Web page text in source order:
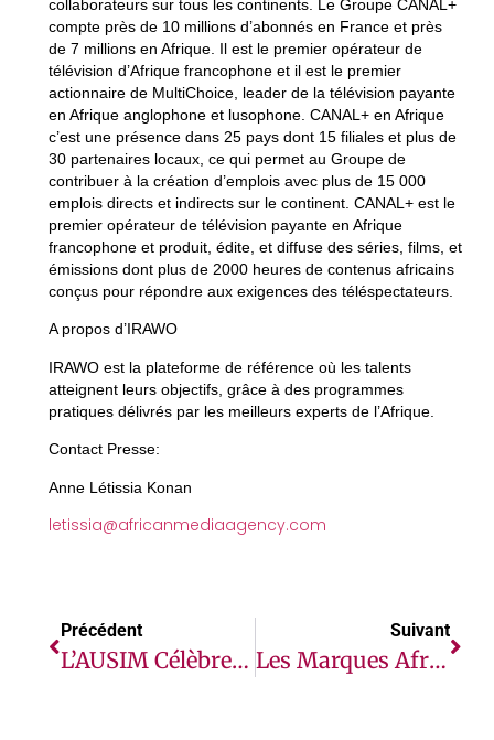
collaborateurs sur tous les continents. Le Groupe CANAL+
compte près de 10 millions d’abonnés en France et près
de 7 millions en Afrique. Il est le premier opérateur de
télévision d’Afrique francophone et il est le premier
actionnaire de MultiChoice, leader de la télévision payante
en Afrique anglophone et lusophone. CANAL+ en Afrique
c’est une présence dans 25 pays dont 15 filiales et plus de
30 partenaires locaux, ce qui permet au Groupe de
contribuer à la création d’emplois avec plus de 15 000
emplois directs et indirects sur le continent. CANAL+ est le
premier opérateur de télévision payante en Afrique
francophone et produit, édite, et diffuse des séries, films, et
émissions dont plus de 2000 heures de contenus africains
conçus pour répondre aux exigences des téléspectateurs.
A propos d’IRAWO
IRAWO est la plateforme de référence où les talents
atteignent leurs objectifs, grâce à des programmes
pratiques délivrés par les meilleurs experts de l’Afrique.
Contact Presse:
Anne Létissia Konan
letissia@africanmediaagency.com
Précédent
L’AUSIM Célèbre Le Succès Des « Assises De L’AUSIM » Et Annonce Sa Participation Au GITEX AFRICA Morocco
Suivant
Les Marques Africaines Ne Représentent Plus Que 14 % Des 100 Marques Les Plus Admirées En Afrique, Les Marques Non Africaines Renforçant Leur Position Sur Le Continent.